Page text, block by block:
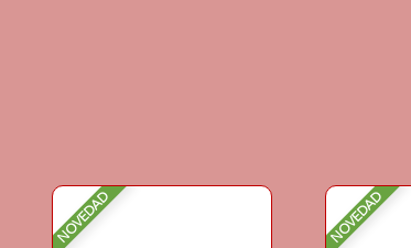
NOVEDAD NOVEDAD